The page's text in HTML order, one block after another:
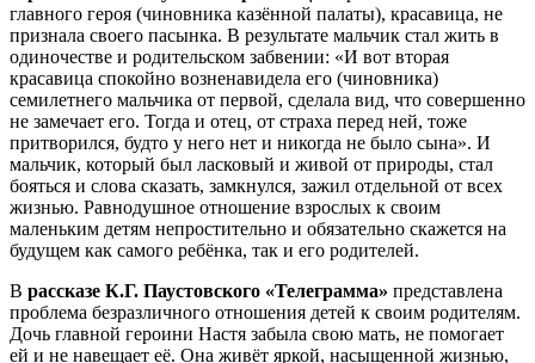
главного героя (чиновника казённой палаты), красавица, не
признала своего пасынка. В результате мальчик стал жить в
одиночестве и родительском забвении: «И вот вторая
красавица спокойно возненавидела его (чиновника)
семилетнего мальчика от первой, сделала вид, что совершенно
не замечает его. Тогда и отец, от страха перед ней, тоже
притворился, будто у него нет и никогда не было сына». И
мальчик, который был ласковый и живой от природы, стал
бояться и слова сказать, замкнулся, зажил отдельной от всех
жизнью. Равнодушное отношение взрослых к своим
маленьким детям непростительно и обязательно скажется на
будущем как самого ребёнка, так и его родителей.
В рассказе К.Г. Паустовского «Телеграмма» представлена
проблема безразличного отношения детей к своим родителям.
Дочь главной героини Настя забыла свою мать, не помогает
ей и не навещает её. Она живёт яркой, насыщенной жизнью,